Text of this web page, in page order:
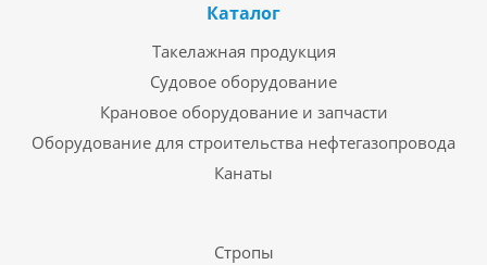
Каталог
Такелажная продукция
Судовое оборудование
Крановое оборудование и запчасти
Оборудование для строительства нефтегазопровода
Канаты
Стропы